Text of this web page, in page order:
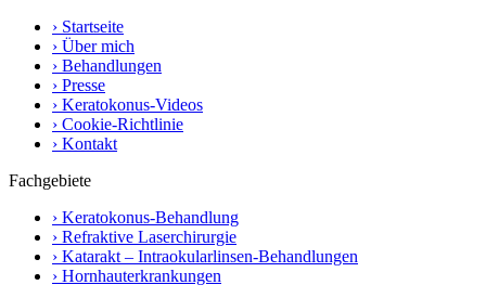
› Startseite
› Über mich
› Behandlungen
› Presse
› Keratokonus-Videos
› Cookie-Richtlinie
› Kontakt
Fachgebiete
› Keratokonus-Behandlung
› Refraktive Laserchirurgie
› Katarakt – Intraokularlinsen-Behandlungen
› Hornhauterkrankungen